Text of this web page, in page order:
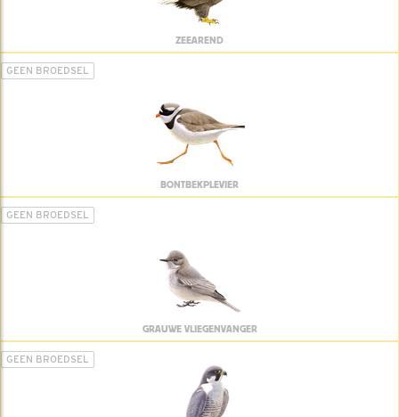
ZEEAREND
GEEN BROEDSEL
BONTBEKPLEVIER
GEEN BROEDSEL
GRAUWE VLIEGENVANGER
GEEN BROEDSEL